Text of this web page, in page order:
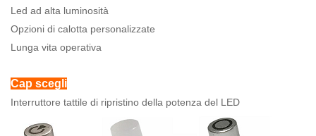
Led ad alta luminosità
Opzioni di calotta personalizzate
Lunga vita operativa
Cap scegli
Interruttore tattile di ripristino della potenza del LED